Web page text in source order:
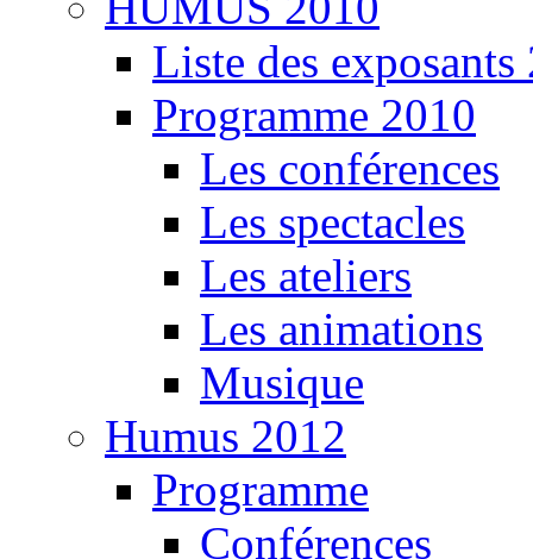
Liste des exposants
Programme 2010
Les conférences
Les spectacles
Les ateliers
Les animations
Musique
Humus 2012
Programme
Conférences